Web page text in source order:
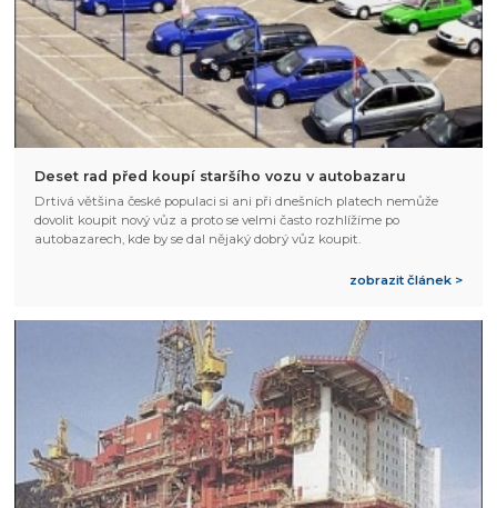
Deset rad před koupí staršího vozu v autobazaru
Drtivá většina české populaci si ani při dnešních platech nemůže
dovolit koupit nový vůz a proto se velmi často rozhlížíme po
autobazarech, kde by se dal nějaký dobrý vůz koupit.
zobrazit článek >